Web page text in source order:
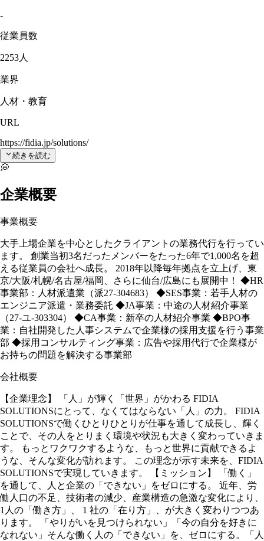
-
従業員数
2253人
業界
人材・教育
URL
https://fidia.jp/solutions/
続きを読む
💭
企業概要
事業概要
大手上場企業を中⼼としたクライアントの業務代⾏を⾏ってい
ます。 創業当初3名だったメンバーをたった6年で1,000名を超
える従業員の会社へ成⻑。 2018年以降毎年拠点を⽴上げ、東
京/大阪/札幌/名古屋/福岡、さらに仙台/広島にも展開中！ ◆HR
事業部：人材派遣業（派27-304683） ◆SES事業：若手人材の
エンジニア派遣・業務委託 ◆JA事業：中途の人材紹介事業
（27-ユ-303304） ◆CA事業：新卒の人材紹介事業 ◆BPO事
業：自社開発した人事システムで企業様の採用支援を⾏う事業
部 ◆採用コンサルティング事業：広告や採用代⾏で企業様が
お持ちの問題を解決する事業部
会社概要
【企業理念】 「人」が輝く「世界」がかわる FIDIA
SOLUTIONSにとって、なくてはならない「人」の力。 FIDIA
SOLUTIONSで働くひとりひとりが仕事を通して成長し、輝く
ことで、その人をとりまく環境や状況も大きく変わっていきま
す。 もっとワクワクするような、もっと世界に貢献できるよ
うな、そんな変化が訪れます。 この理念が示す未来を、FIDIA
SOLUTIONSで実現していきます。 【ミッション】 「働く」
を通して、人と企業の「できない」をゼロにする。 近年、労
働人口の不足、技術者の減少、産業構造の急激な変化により、
1人の「働き方」、 1 社の「在り方」、が大きく変わりつつあ
ります。 「やりがいを見つけられない」「今の自分を好きに
なれない」そんな働く人の「できない」を、ゼロにする。「人